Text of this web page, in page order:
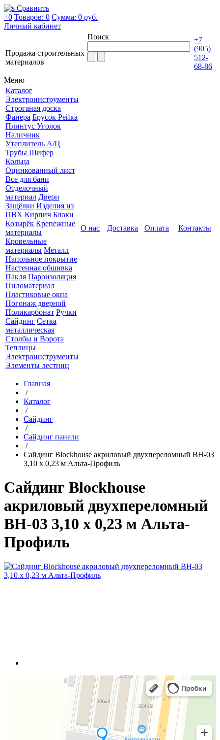
Сравнить
+0 Товаров: 0 Сумма: 0 руб.
Личный кабинет
Продажа строительных
материалов
Поиск
+7
(905)
512-
68-86
Меню
Каталог
Электроинструменты
Строганая доска
Фанера Брусок Рейка
Плинтус Уголок
Наличник
Утеплитель А/Ц
Трубы Шифер
Кольца
Оцинкованный лист
Все для бани
Отделочный
материал Двери
Защёлки Изделия из
ПВХ Кирпич Блоки
Козырёк Крепежные
материалы
Кровельные
материалы Металл
Напольное покрытие
Настенная обшивка
Пакля Пароизоляция
Пиломатериал
Пластиковые окна
Погонаж дверной
Поликарбонат Ручки
Сайдинг Сетка
металлическая
Столбы и Ворота
Теплицы
Электроинструменты
Элементы лестниц
О нас Доставка Оплата Контакты
Главная
/
Каталог
/
Сайдинг
/
Сайдинг панели
/
Сайдинг Blockhouse акриловый двухпереломный ВН-03
3,10 х 0,23 м Альта-Профиль
Сайдинг Blockhouse
акриловый двухпереломный
ВН-03 3,10 х 0,23 м Альта-
Профиль